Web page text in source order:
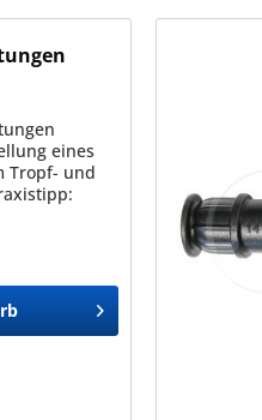
eines
Tropf- und